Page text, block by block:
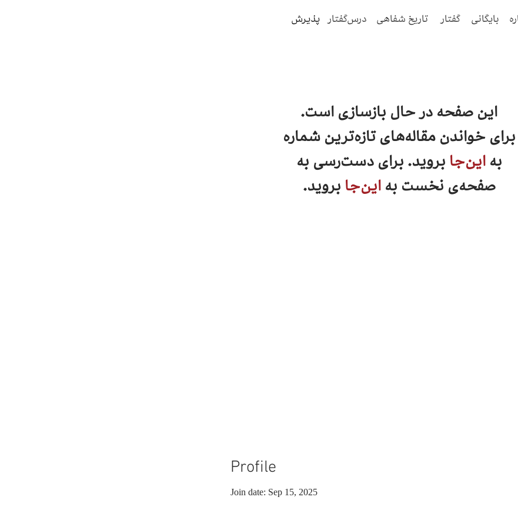
پذیرش درس‌گفتار تاریخ شفاهی گفتار بایگانی
این صفحه در حال بازسازی است.
برای خواندن مقاله‌های تازه‌ترین شماره
بهاین‌جا بروید. برای دست‌رسی به
صفحه‌ی نخست بهاین‌جا بروید.
Profile
Join date: Sep 15, 2025